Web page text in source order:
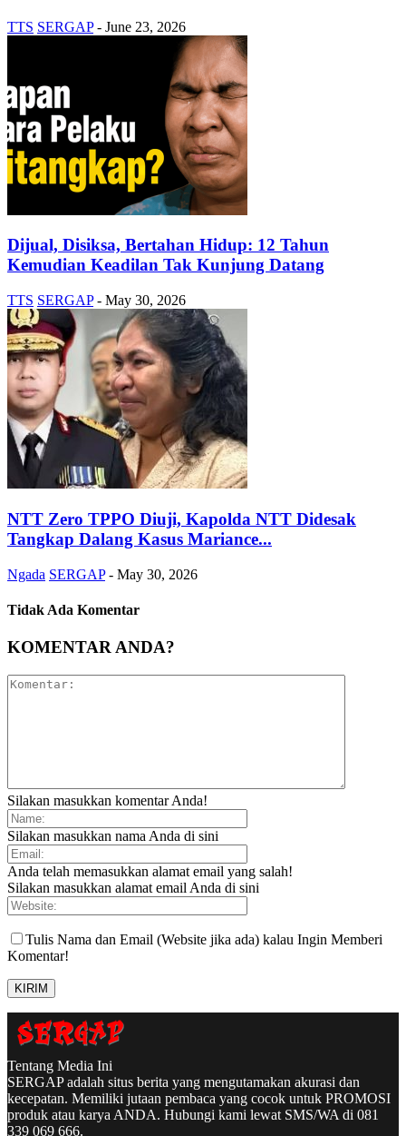
TTS SERGAP - June 23, 2026
Dijual, Disiksa, Bertahan Hidup: 12 Tahun
Kemudian Keadilan Tak Kunjung Datang
TTS SERGAP - May 30, 2026
NTT Zero TPPO Diuji, Kapolda NTT Didesak
Tangkap Dalang Kasus Mariance...
Ngada SERGAP - May 30, 2026
Tidak Ada Komentar
KOMENTAR ANDA?
Silakan masukkan komentar Anda!
Silakan masukkan nama Anda di sini
Anda telah memasukkan alamat email yang salah!
Silakan masukkan alamat email Anda di sini
Tulis Nama dan Email (Website jika ada) kalau Ingin Memberi
Komentar!
Tentang Media Ini
SERGAP adalah situs berita yang mengutamakan akurasi dan
kecepatan. Memiliki jutaan pembaca yang cocok untuk PROMOSI
produk atau karya ANDA. Hubungi kami lewat SMS/WA di 081
339 069 666.